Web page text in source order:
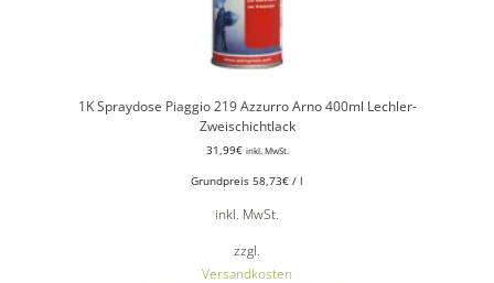
1K Spraydose Piaggio 219 Azzurro Arno 400ml Lechler-
Zweischichtlack
31,99€ inkl. MwSt.
Grundpreis 58,73€ / l
inkl. MwSt.
zzgl.
Versandkosten